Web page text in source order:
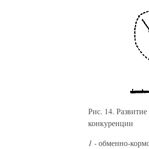
Рис. 14.
конкуренции
1 -обменно-